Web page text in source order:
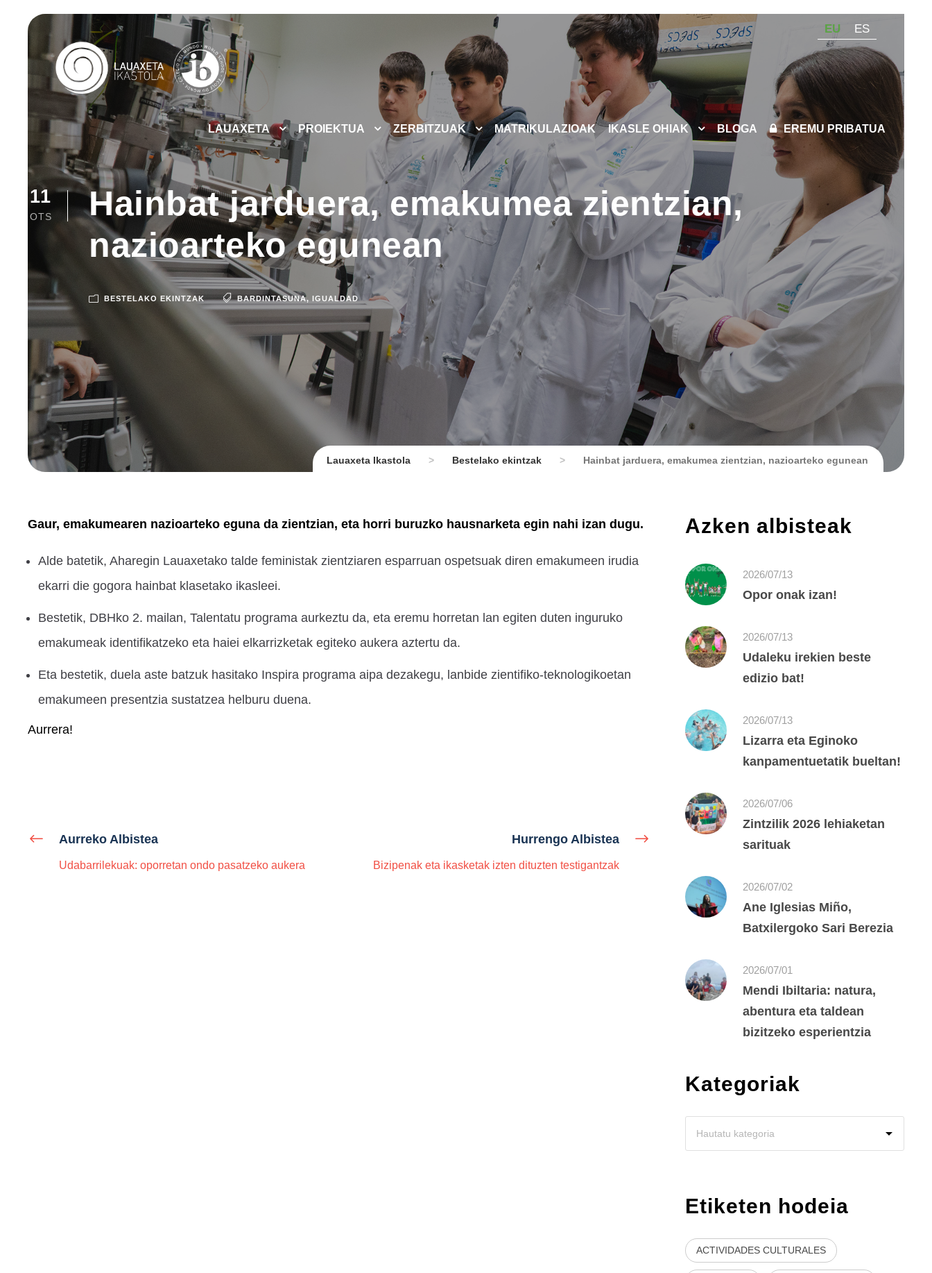
EU ES
LAUAXETA PROIEKTUA ZERBITZUAK MATRIKULAZIOAK IKASLE OHIAK BLOGA EREMU PRIBATUA
11
OTS
Hainbat jarduera, emakumea zientzian,
nazioarteko egunean
BESTELAKO EKINTZAK BARDINTASUNA, IGUALDAD
Lauaxeta Ikastola > Bestelako ekintzak > Hainbat jarduera, emakumea zientzian, nazioarteko egunean
Gaur, emakumearen nazioarteko eguna da zientzian, eta horri buruzko hausnarketa egin nahi izan dugu.
Alde batetik, Aharegin Lauaxetako talde feministak zientziaren esparruan ospetsuak diren emakumeen irudia
ekarri die gogora hainbat klasetako ikasleei.
Bestetik, DBHko 2. mailan, Talentatu programa aurkeztu da, eta eremu horretan lan egiten duten inguruko
emakumeak identifikatzeko eta haiei elkarrizketak egiteko aukera aztertu da.
Eta bestetik, duela aste batzuk hasitako Inspira programa aipa dezakegu, lanbide zientifiko-teknologikoetan
emakumeen presentzia sustatzea helburu duena.
Aurrera!
Aurreko Albistea
Udabarrilekuak: oporretan ondo pasatzeko aukera
Hurrengo Albistea
Bizipenak eta ikasketak izten dituzten testigantzak
Azken albisteak
2026/07/13
Opor onak izan!
2026/07/13
Udaleku irekien beste
edizio bat!
2026/07/13
Lizarra eta Eginoko
kanpamentuetatik bueltan!
2026/07/06
Zintzilik 2026 lehiaketan
sarituak
2026/07/02
Ane Iglesias Miño,
Batxilergoko Sari Berezia
2026/07/01
Mendi Ibiltaria: natura,
abentura eta taldean
bizitzeko esperientzia
Kategoriak
Etiketen hodeia
ACTIVIDADES CULTURALES